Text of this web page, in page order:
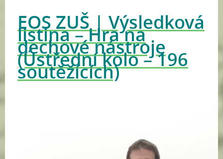
EOS ZUŠ | Výsledková
listina – Hra na
dechové nástroje
(Ústřední kolo – 196
soutěžících)